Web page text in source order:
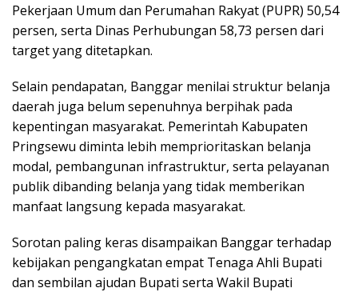
Pekerjaan Umum dan Perumahan Rakyat (PUPR) 50,54
persen, serta Dinas Perhubungan 58,73 persen dari
target yang ditetapkan.
Selain pendapatan, Banggar menilai struktur belanja
daerah juga belum sepenuhnya berpihak pada
kepentingan masyarakat. Pemerintah Kabupaten
Pringsewu diminta lebih memprioritaskan belanja
modal, pembangunan infrastruktur, serta pelayanan
publik dibanding belanja yang tidak memberikan
manfaat langsung kepada masyarakat.
Sorotan paling keras disampaikan Banggar terhadap
kebijakan pengangkatan empat Tenaga Ahli Bupati
dan sembilan ajudan Bupati serta Wakil Bupati